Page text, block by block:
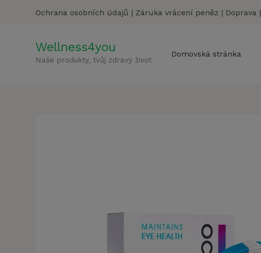
Ochrana osobních údajů | Záruka vrácení peněz | Doprava |
Wellness4you
Naše produkty, tvůj zdravý život
Domovská stránka